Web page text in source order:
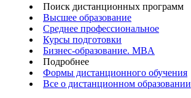
Поиск дистанционных программ
Высшее образование
Среднее профессиональное
Курсы подготовки
Бизнес-образование. MBA
Подробнее
Формы дистанционного обучения
Все о дистанционном образовании